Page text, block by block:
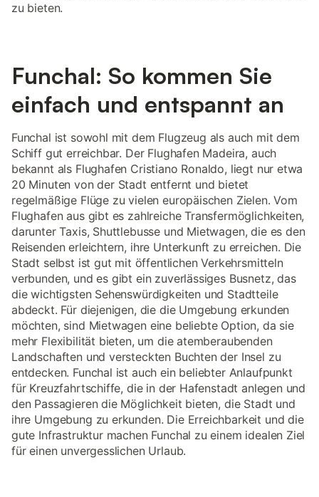
zu bieten.
Funchal: So kommen Sie
einfach und entspannt an
Funchal ist sowohl mit dem Flugzeug als auch mit dem
Schiff gut erreichbar. Der Flughafen Madeira, auch
bekannt als Flughafen Cristiano Ronaldo, liegt nur etwa
20 Minuten von der Stadt entfernt und bietet
regelmäßige Flüge zu vielen europäischen Zielen. Vom
Flughafen aus gibt es zahlreiche Transfermöglichkeiten,
darunter Taxis, Shuttlebusse und Mietwagen, die es den
Reisenden erleichtern, ihre Unterkunft zu erreichen. Die
Stadt selbst ist gut mit öffentlichen Verkehrsmitteln
verbunden, und es gibt ein zuverlässiges Busnetz, das
die wichtigsten Sehenswürdigkeiten und Stadtteile
abdeckt. Für diejenigen, die die Umgebung erkunden
möchten, sind Mietwagen eine beliebte Option, da sie
mehr Flexibilität bieten, um die atemberaubenden
Landschaften und versteckten Buchten der Insel zu
entdecken. Funchal ist auch ein beliebter Anlaufpunkt
für Kreuzfahrtschiffe, die in der Hafenstadt anlegen und
den Passagieren die Möglichkeit bieten, die Stadt und
ihre Umgebung zu erkunden. Die Erreichbarkeit und die
gute Infrastruktur machen Funchal zu einem idealen Ziel
für einen unvergesslichen Urlaub.